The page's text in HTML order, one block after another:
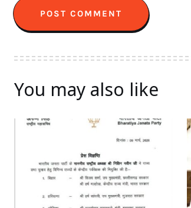
You may also like